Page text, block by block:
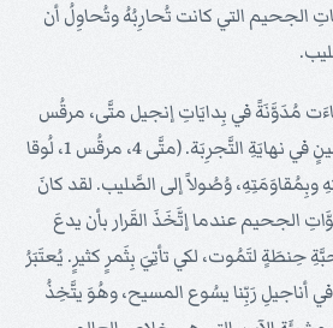
التي كانت تُحارِبُهُ وتُحاوِلُ أن
مُدَوَّنَةً في بِدايَاتِ إنجيل متَّى، مرقُس
تَرَكَهُ إلى حِينٍ في نهايَةِ التَّجرِبَة. (متَّى 4، مرقُس 1، لُوقا
وبِمُقاوَمَتِهِ، وُصُولاً إلى الصَّليب. لقد كانَ
الجحيم عندما إتَّخَذَ القَرار بأن يدعَ
حِنطَةٍ لتَمُوت، لكي تأتِيَ بِثَمرٍ كثيرٍ. يُعتَبَرُ
أناجيلِ رَبِّنا يسُوع المسيح، وهُوَ يتَّخِذُ